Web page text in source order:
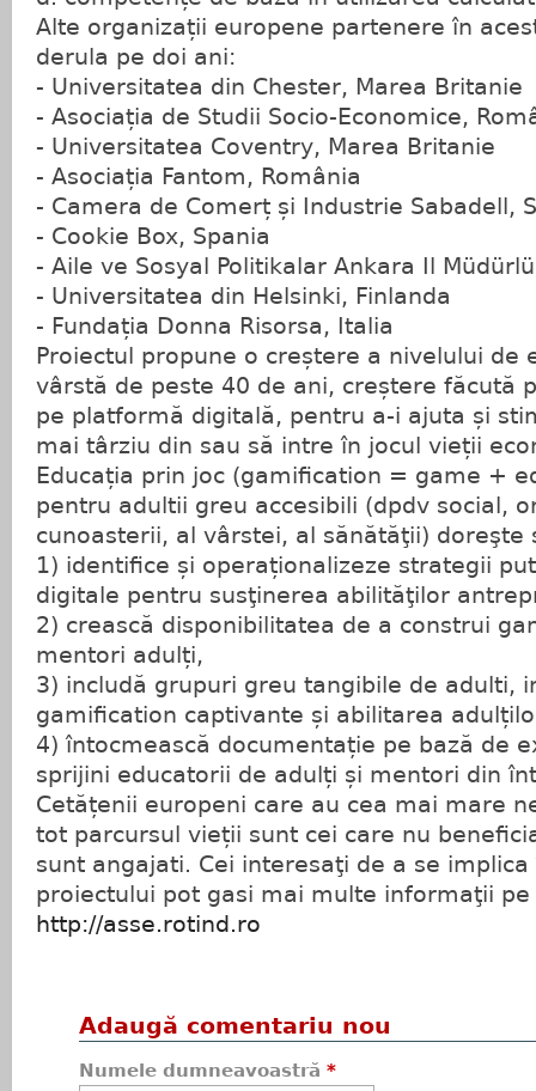
Alte organizații europene partenere în
derula pe doi ani:
- Universitatea din Chester, Marea Britanie
- Asociația de Studii Socio-Economice,
- Universitatea Coventry, Marea Britanie
- Asociația Fantom, România
- Camera de Comerț și Industrie Sabadell,
- Cookie Box, Spania
- Aile ve Sosyal Politikalar Ankara Il
- Universitatea din Helsinki, Finlanda
- Fundația Donna Risorsa, Italia
Proiectul propune o creștere a nivelului de
vârstă de peste 40 de ani, creștere făcută
pe platformă digitală, pentru a-i ajuta și
mai târziu din sau să intre în jocul vieții
Educația prin joc (gamification = game +
pentru adultii greu accesibili (dpdv social,
cunoasterii, al vârstei, al sănătăţii) doreşte
1) identifice și operaționalizeze strategii
digitale pentru susţinerea abilităţilor
2) crească disponibilitatea de a construi
mentori adulți,
3) includă grupuri greu tangibile de adulti,
gamification captivante și abilitarea
4) întocmească documentație pe bază de
sprijini educatorii de adulți și mentori din
Cetățenii europeni care au cea mai mare
tot parcursul vieții sunt cei care nu
sunt angajati. Cei interesaţi de a se
proiectului pot gasi mai multe informaţii pe
http://asse.rotind.ro
Adaugă comentariu nou
Numele dumneavoastră *